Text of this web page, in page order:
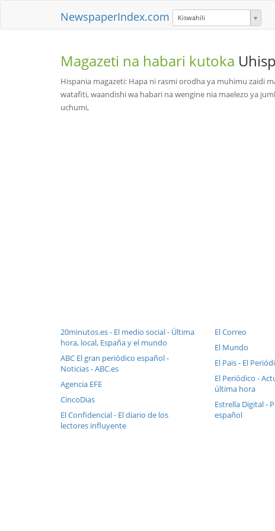
NewspaperIndex.com Kiswahili
Magazeti na habari kutoka
Hispania magazeti: Hapa ni rasmi orodha ya muhimu zaidi
watafiti, waandishi wa habari na wengine nia maelezo ya
uchumi,
20minutos.es - El medio social - Última
hora, local, España y el mundo
ABC El gran periódico español -
Noticias - ABC.es
Agencia EFE
CincoDias
El Confidencial - El diario de los
lectores influyente
El Correo
El Mundo
El Pais - El
El Periódico -
última hora
Estrella Digital -
español